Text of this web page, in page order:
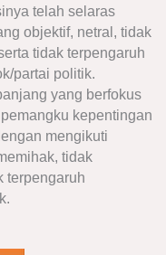
telah selaras
objektif, netral, tidak
tidak terpengaruh
partai politik.
yang berfokus
kepentingan
mengikuti
tidak
terpengaruh